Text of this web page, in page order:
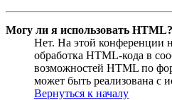
Могу ли я использовать HTML?
Нет. На этой конференции
обработка HTML-кода в
возможностей HTML по
может быть реализована с
Вернуться к началу